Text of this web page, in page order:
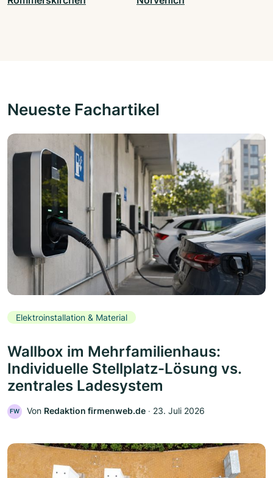
Neueste Fachartikel
Elektroinstallation & Material
Wallbox im Mehrfamilienhaus:
Individuelle Stellplatz-Lösung vs.
zentrales Ladesystem
FW Von Redaktion firmenweb.de ‧ 23. Juli 2026